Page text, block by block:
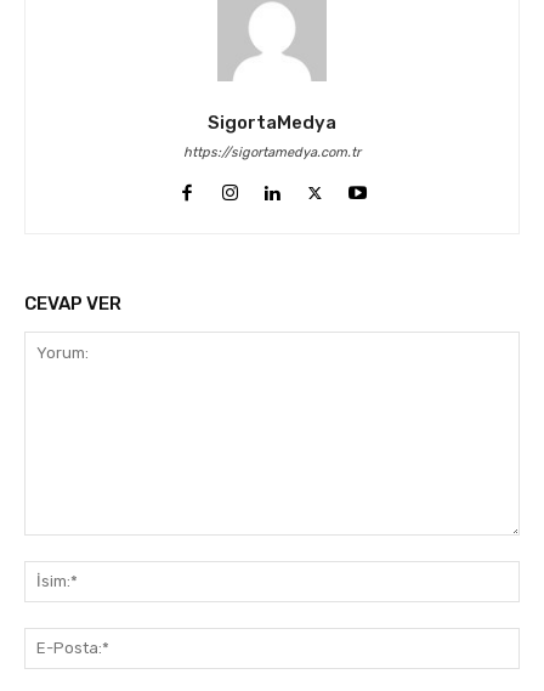
SigortaMedya
https://sigortamedya.com.tr
CEVAP VER